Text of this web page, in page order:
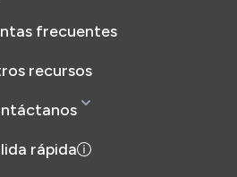
frecuentes
recursos
rápida